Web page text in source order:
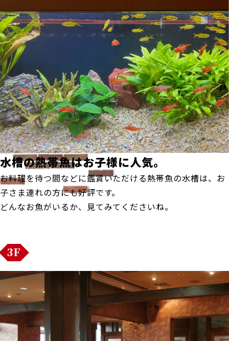
水槽の熱帯魚はお子様に人気。
お料理を待つ間などに鑑賞いただける熱帯魚の水槽は、お
子さま連れの方にも好評です。
どんなお魚がいるか、見てみてくださいね。
3F